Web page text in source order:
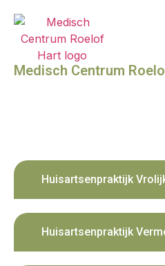
Medisch Centrum
Huisartsenpraktijk
Huisartsenpraktijk